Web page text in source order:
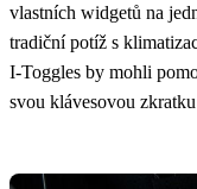
vlastních widgetů na
tradiční potíž s
I-Toggles by mohli
svou klávesovou